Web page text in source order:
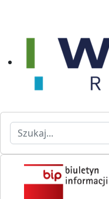
Szukaj